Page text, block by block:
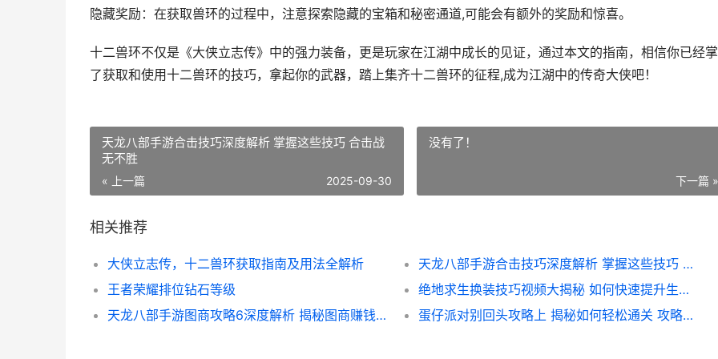
隐藏奖励：在获取兽环的过程中，注意探索隐藏的宝箱和秘密通道,可能会有额外的奖励和惊喜。
十二兽环不仅是《大侠立志传》中的强力装备，更是玩家在江湖中成长的见证，通过本文的指南，相信你已经
了获取和使用十二兽环的技巧，拿起你的武器，踏上集齐十二兽环的征程,成为江湖中的传奇大侠吧！
天龙八部手游合击技巧深度解析 掌握这些技巧 合击战
无不胜
« 上一篇 2025-09-30
没有了！
下一篇 »
相关推荐
大侠立志传，十二兽环获取指南及用法全解析
天龙八部手游合击技巧深度解析 掌握这些技巧 合击战无不胜
王者荣耀排位钻石等级
绝地求生换装技巧视频大揭秘 如何快速提升生存率
天龙八部手游图商攻略6深度解析 揭秘图商赚钱之道
蛋仔派对别回头攻略上 揭秘如何轻松通关 攻略详解与技巧分享